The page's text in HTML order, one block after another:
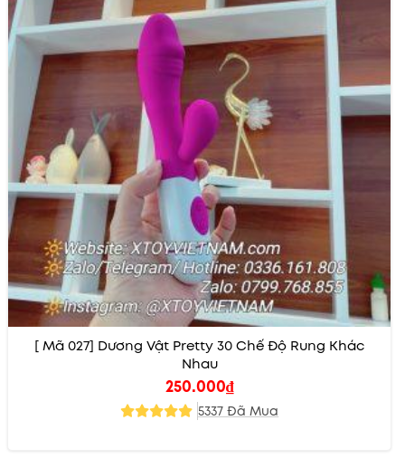
[ Mã 027] Dương Vật Pretty 30 Chế Độ Rung Khác
Nhau
250.000₫
5337 Đã Mua